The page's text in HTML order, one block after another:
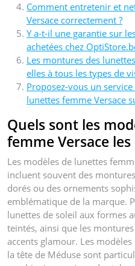
Comment entretenir et
Versace correctement ?
Y a-t-il une garantie sur
achetées chez
Les montures des
elles à tous les types de
Proposez-vous un
lunettes femme Versace
Quels sont les
femme Versace
Les modèles de lunettes
incluent souvent des
dorés ou des ornements
emblématique de la marque.
lunettes de soleil aux formes
teintés, ainsi que les
accents glamour. Les
la tête de Méduse sont